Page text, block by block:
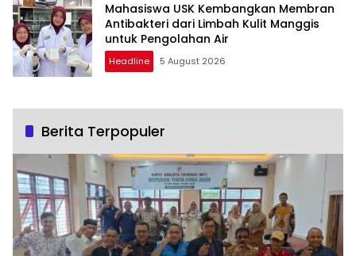
Mahasiswa USK Kembangkan Membran
Antibakteri dari Limbah Kulit Manggis
untuk Pengolahan Air
Headline 5 August 2026
Berita Terpopuler